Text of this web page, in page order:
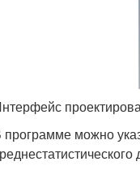
программе можно